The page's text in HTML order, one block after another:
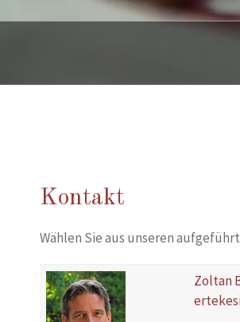
Kontakt
Wählen Sie aus unseren
Zoltan